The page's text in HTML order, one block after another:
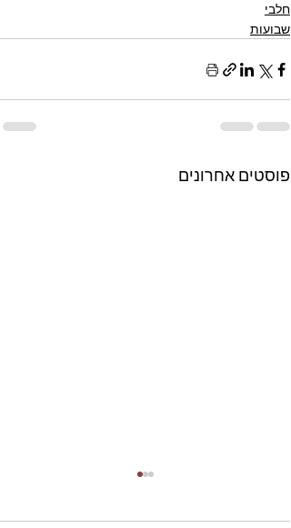
חלבי
שבועות
פוסטים אחרונים